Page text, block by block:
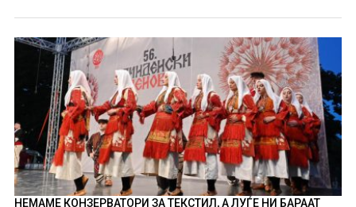
НЕМАМЕ КОНЗЕРВАТОРИ ЗА ТЕКСТИЛ, А ЛУЃЕ НИ БАРААТ